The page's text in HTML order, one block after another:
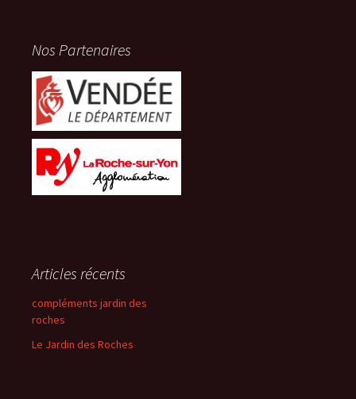
Nos Partenaires
Articles récents
compléments jardin des
roches
Le Jardin des Roches